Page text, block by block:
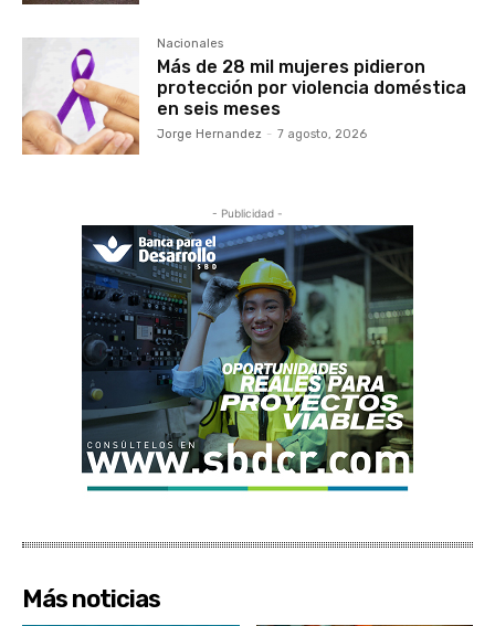
Nacionales
Más de 28 mil mujeres pidieron
protección por violencia doméstica
en seis meses
Jorge Hernandez - 7 agosto, 2026
- Publicidad -
Más noticias